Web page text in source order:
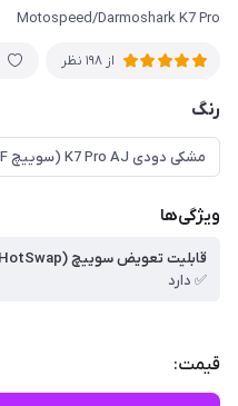
Motospeed/Darmoshark K7 Pro
از 198 نظر
رنگ
مشکی دودی K7 Pro AJ (سوییچ Gateron EF)
ویژگی‌ها
قابلیت تعویض سوییچ (HotSwap)
✅ دارد
قیمت: